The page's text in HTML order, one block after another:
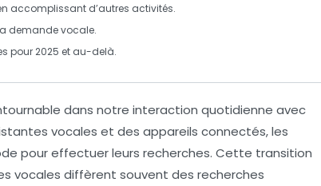
accomplissant d’autres activités.
demande vocale.
pour 2025 et au-delà.
dans notre interaction quotidienne avec
vocales et des appareils connectés, les
pour effectuer leurs recherches. Cette transition
vocales diffèrent souvent des recherches